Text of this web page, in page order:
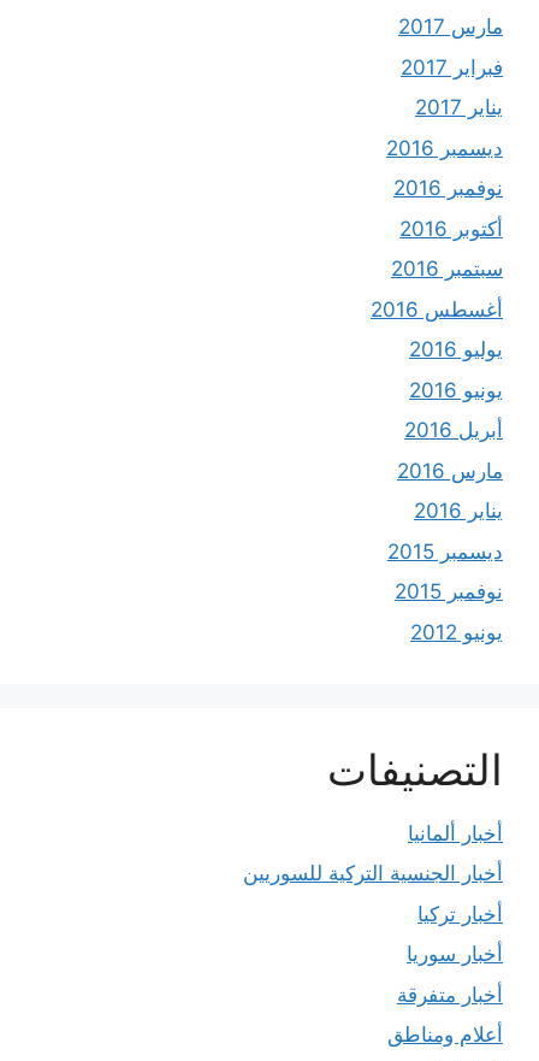
مارس 2017
فبراير 2017
يناير 2017
ديسمبر 2016
نوفمبر 2016
أكتوبر 2016
سبتمبر 2016
أغسطس 2016
يوليو 2016
يونيو 2016
أبريل 2016
مارس 2016
يناير 2016
ديسمبر 2015
نوفمبر 2015
يونيو 2012
التصنيفات
أخبار ألمانيا
أخبار الجنسية التركية للسوريين
أخبار تركيا
أخبار سوريا
أخبار متفرقة
أعلام ومناطق